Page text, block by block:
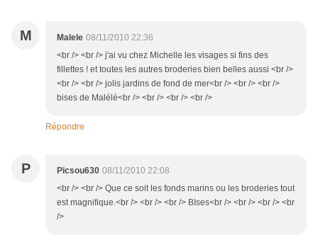
M Malele 08/11/2010 22:36
<br /> <br /> j'ai vu chez Michelle les visages si fins des
fillettes ! et toutes les autres broderies bien belles aussi <br />
<br /> <br /> jolis jardins de fond de mer<br /> <br /> <br />
bises de Malélé<br /> <br /> <br /> <br />
Répondre
P Picsou630 08/11/2010 22:08
<br /> <br /> Que ce soit les fonds marins ou les broderies tout
est magnifique.<br /> <br /> <br /> BIses<br /> <br /> <br /> <br
/>